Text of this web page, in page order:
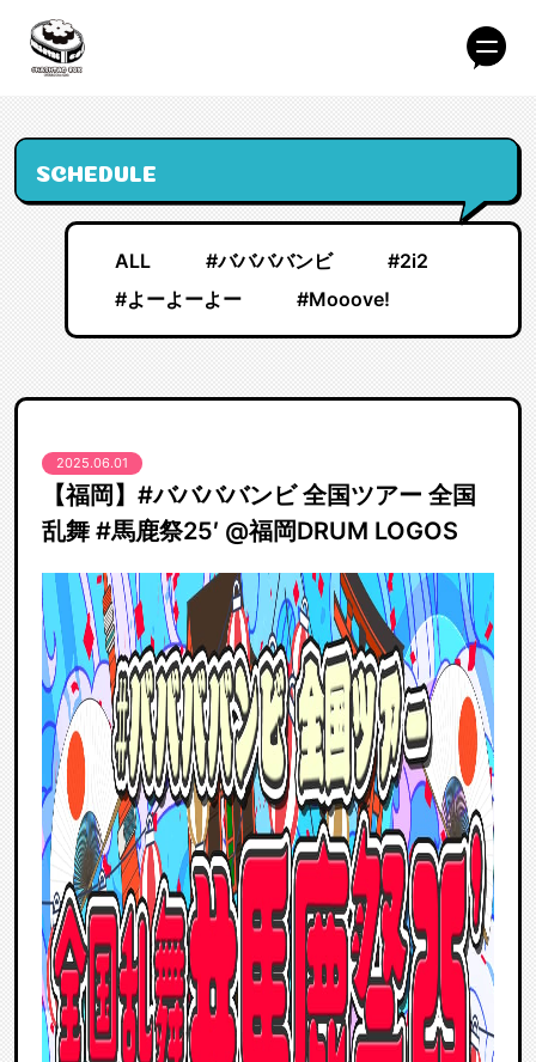
SCHEDULE
ALL #ババババンビ
#2i2
#よーよーよー
#Mooove!
2025.06.01
【福岡】#ババババンビ 全国ツアー 全国
乱舞 #馬鹿祭25′ @福岡DRUM LOGOS